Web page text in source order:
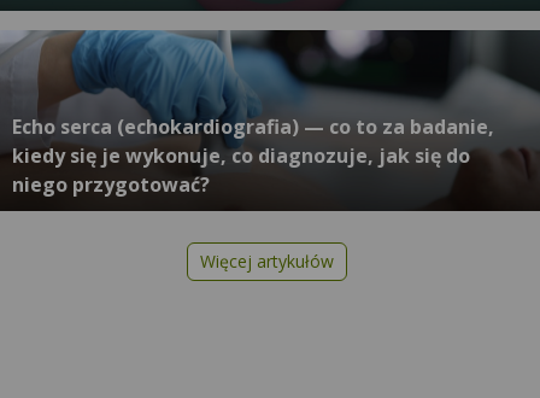
Echo serca (echokardiografia) — co to za badanie,
kiedy się je wykonuje, co diagnozuje, jak się do
niego przygotować?
Więcej artykułów